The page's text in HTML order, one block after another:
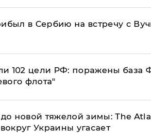
в Сербию на встречу с
102 цели РФ: поражены база
флота"
новой тяжелой зимы: The
Украины угасает